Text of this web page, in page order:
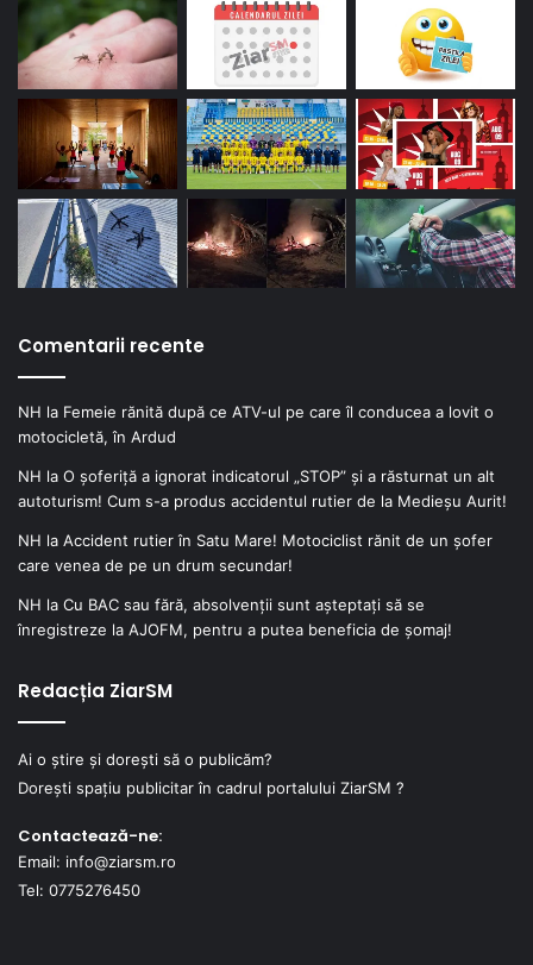
Comentarii recente
NH la Femeie rănită după ce ATV-ul pe care îl conducea a lovit o
motocicletă, în Ardud
NH la O șoferiță a ignorat indicatorul „STOP” și a răsturnat un alt
autoturism! Cum s-a produs accidentul rutier de la Medieșu Aurit!
NH la Accident rutier în Satu Mare! Motociclist rănit de un șofer
care venea de pe un drum secundar!
NH la Cu BAC sau fără, absolvenții sunt așteptați să se
înregistreze la AJOFM, pentru a putea beneficia de șomaj!
Redacția ZiarSM
Ai o știre și dorești să o publicăm?
Dorești spațiu publicitar în cadrul portalului ZiarSM ?
Contactează-ne:
Email: info@ziarsm.ro
Tel: 0775276450